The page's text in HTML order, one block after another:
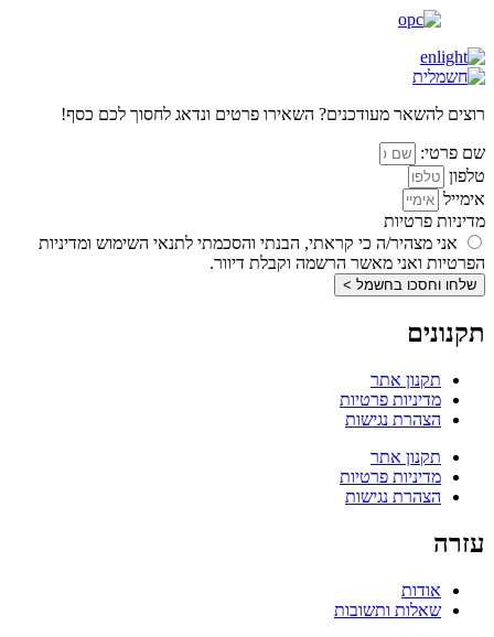
רוצים להשאר מעודכנים? השאירו פרטים ונדאג לחסוך לכם כסף!
שם פרטי:
טלפון
אימייל
מדיניות פרטיות
אני מצהיר/ה כי קראתי, הבנתי והסכמתי לתנאי השימוש ומדיניות
הפרטיות ואני מאשר הרשמה וקבלת דיוור.
שלחו וחסכו בחשמל >
תקנונים
תקנון אתר
מדיניות פרטיות
הצהרת נגישות
תקנון אתר
מדיניות פרטיות
הצהרת נגישות
עזרה
אודות
שאלות ותשובות